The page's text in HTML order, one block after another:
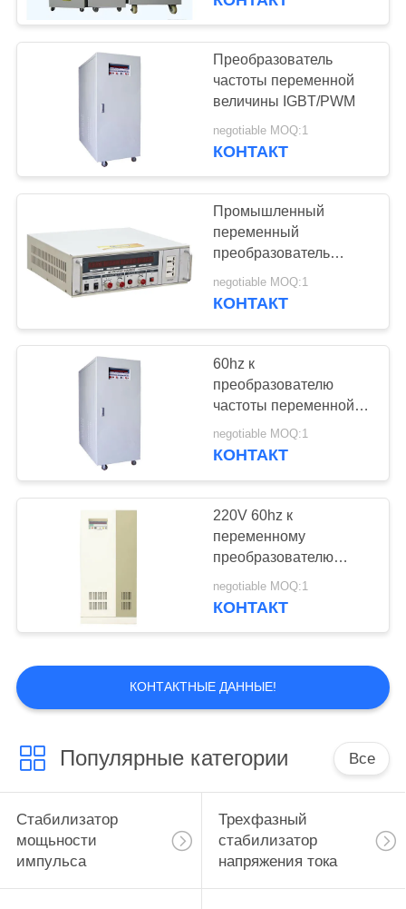
Сухой тип реактор
11
преобразователь
частоты
переменных
Гармонический
20
фактора силы
13
Преобразователь
частоты переменной
величины IGBT/PWM
negotiable MOQ:1
КОНТАКТ
Промышленный
переменный
преобразователь
частоты
negotiable MOQ:1
КОНТАКТ
60hz к
преобразователю
частоты переменной
величины 400hz
negotiable MOQ:1
КОНТАКТ
220V 60hz к
переменному
преобразователю
частоты 400hz 3
система провода
negotiable MOQ:1
КОНТАКТ
КОНТАКТНЫЕ ДАННЫЕ!
Популярные категории Все
Стабилизатор
мощьности
импульса
Трехфазный
стабилизатор
напряжения тока